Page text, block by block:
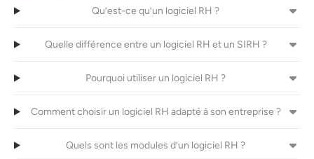
Qu’est-ce qu’un logiciel RH ?
Quelle différence entre un logiciel RH et un SIRH ?
Pourquoi utiliser un logiciel RH ?
Comment choisir un logiciel RH adapté à son entreprise ?
Quels sont les modules d’un logiciel RH ?